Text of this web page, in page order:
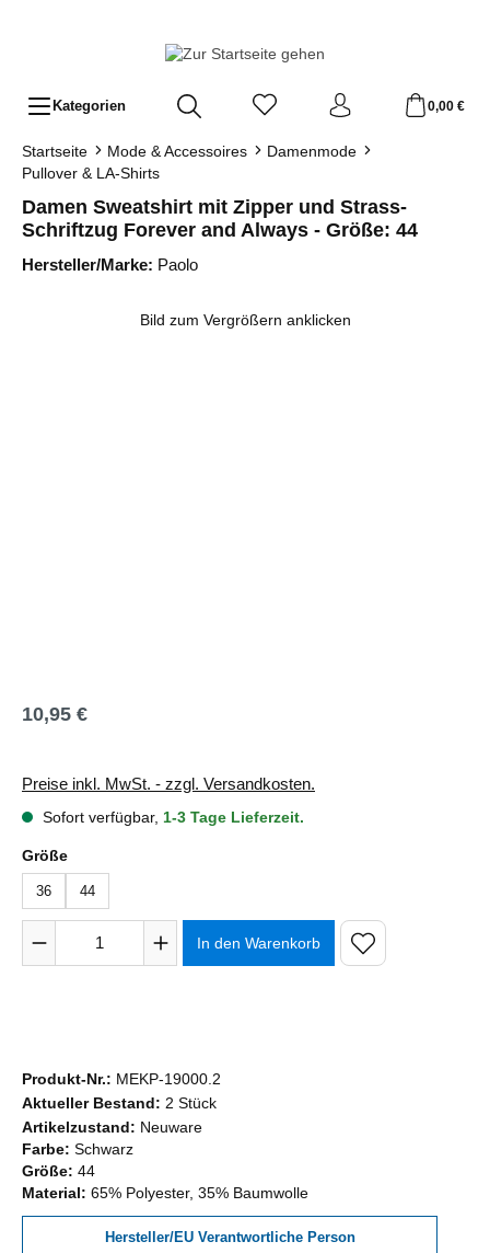
Kategorien 0,00 €
Startseite Mode & Accessoires
Damenmode
Pullover & LA-Shirts
Damen Sweatshirt mit Zipper und Strass-
Schriftzug Forever and Always - Größe: 44
Hersteller/Marke: Paolo
Bild zum Vergrößern anklicken
Regulärer Preis:
10,95 €
Preise inkl. MwSt. - zzgl. Versandkosten.
Sofort verfügbar, 1-3 Tage Lieferzeit.
Größeauswählen
36 44
Produkt Anzahl: Gib den gewünschten Wert ein oder
In den Warenkorb
Produkt-Nr.: MEKP-19000.2
Aktueller Bestand: 2 Stück
Artikelzustand: Neuware
Farbe: Schwarz
Größe: 44
Material: 65% Polyester, 35% Baumwolle
Hersteller/EU Verantwortliche Person